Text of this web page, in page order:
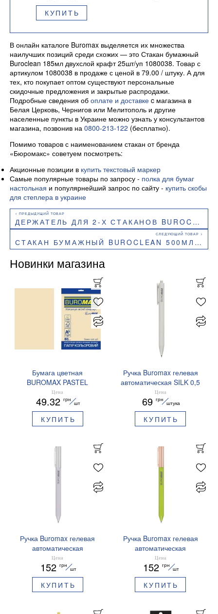
КУПИТЬ
В онлайн каталоге Buromax выделяется их множества
наилучших позиций среди схожих — это Стакан бумажный
Buroclean 185мл двухслой крафт 25шт/уп 1080038. Товар с
артикулом 1080038 в продаже с ценой в 79.00 / штуку. А для
тех, кто покупает оптом существуют персональные
скидочные предложения и закрытые распродажи.
Подробные сведения об оплате и доставке c магазина в
Белая Церковь, Чернигов или Мелитополь и другие
населенные пункты в Украине можно узнать у консультантов
магазина, позвонив на 0800-213-122 (бесплатно).
Помимо товаров с наименованием стакан от бренда
«Бюромакс» советуем посмотреть:
Акционные позиции в купить текстовый маркер
Самые популярные товары по запросу - полка для бумаг
настольная и популярнейший запрос по сайту - купить скобы
для степлера в украине
ДЕРЖАТЕЛЬ ДЛЯ 2-Х СТАКАНОВ BUROCLEAN 1080063
СТАКАН БУМАЖНЫЙ BUROCLEAN 500МЛ БЕЛЫЙ 50ШТ/УП 1080033
Новинки магазина
Бумага цветная
BUROMAX PASTEL
EUROMAX 20 арк А4 80 г/
мс BM.2721220E-08
Цена
49.32 грн
шт
КУПИТЬ
Ручка Buromax гелевая
автоматическая SILK 0,5
мм синие чернила
BM.83100
Цена
69 грн
штука
КУПИТЬ
Ручка Buromax гелевая
автоматическая
PRESTIGE SILVER 0,5 мм
синие чернила BM.83102
Цена
152 грн
шт
КУПИТЬ
Ручка Buromax гелевая
автоматическая
PRESTIGE GOLD 0,5 мм
синие чернила BM.83101
Цена
152 грн
шт
КУПИТЬ